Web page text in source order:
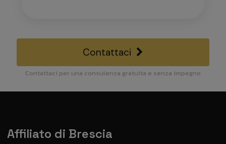
Contattaci
Contattaci per una consulenza gratuita e senza impegno
Affiliato di Brescia